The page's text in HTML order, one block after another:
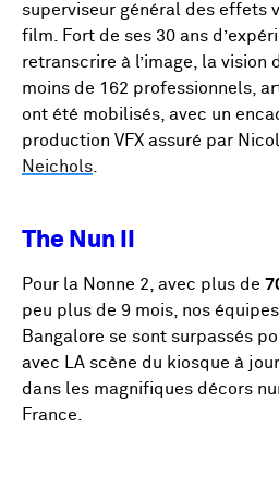
superviseur général des effets
film. Fort de ses 30 ans
retranscrire à l’image, la vision
moins de 162 professionnels,
ont été mobilisés, avec un
production VFX assuré par
Neichols
The Nun II
Pour la Nonne 2, avec plus de
peu plus de 9 mois, nos
Bangalore se sont surpassés
avec LA scène du kiosque à
dans les magnifiques décors
France.